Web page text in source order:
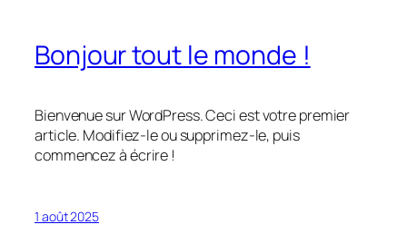
Bonjour tout le monde !
Bienvenue sur WordPress. Ceci est votre premier
article. Modifiez-le ou supprimez-le, puis
commencez à écrire !
1 août 2025